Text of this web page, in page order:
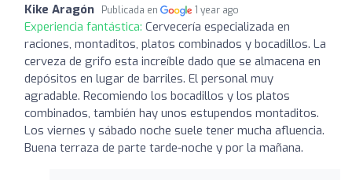
Kike Aragón Publicada en 1 year ago
Experiencia fantástica: Cervecería especializada en
raciones, montaditos, platos combinados y bocadillos. La
cerveza de grifo esta increíble dado que se almacena en
depósitos en lugar de barriles. El personal muy
agradable. Recomiendo los bocadillos y los platos
combinados, también hay unos estupendos montaditos.
Los viernes y sábado noche suele tener mucha afluencia.
Buena terraza de parte tarde-noche y por la mañana.